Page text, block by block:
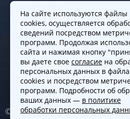
Политики и правила
Политика обработки
данных
Согласие на обработку cookies
Согласие на обработку
данных
© 2010-2026. Все права
На сайте используются файлы
cookies, осуществляется
сведений посредством
программ. Продолжая
сайта и нажимая кнопку
вы даете свое согласие на
персональных данных в
cookies и посредством
программ. Подробности об
ваших данных — в политике
обработки персональных